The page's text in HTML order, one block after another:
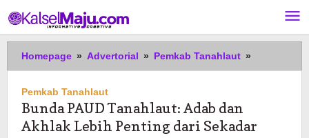
ke
konten
Homepage » Advertorial » Pemkab Tanahlaut »
PAUD
Akhlak
Pemkab Tanahlaut
Bunda PAUD Tanahlaut: Adab dan
Akhlak Lebih Penting dari Sekadar